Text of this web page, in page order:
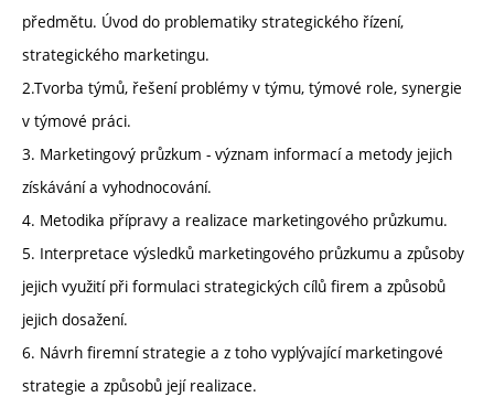
předmětu. Úvod do problematiky strategického řízení,
strategického marketingu.
2.Tvorba týmů, řešení problémy v týmu, týmové role, synergie
v týmové práci.
3. Marketingový průzkum - význam informací a metody jejich
získávání a vyhodnocování.
4. Metodika přípravy a realizace marketingového průzkumu.
5. Interpretace výsledků marketingového průzkumu a způsoby
jejich využití při formulaci strategických cílů firem a způsobů
jejich dosažení.
6. Návrh firemní strategie a z toho vyplývající marketingové
strategie a způsobů její realizace.